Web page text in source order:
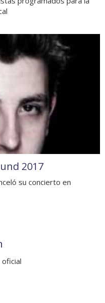
2017
su concierto en